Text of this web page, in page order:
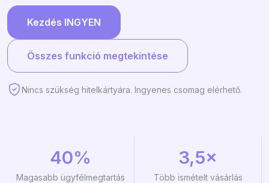
Kezdés INGYEN
Összes funkció megtekintése
Nincs szükség hitelkártyára. Ingyenes csomag elérhető.
40%
Magasabb ügyfélmegtartás
3,5×
Több ismételt vásárlás